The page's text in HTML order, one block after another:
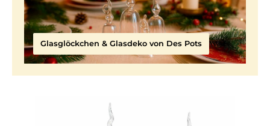
Glasglöckchen & Glasdeko von Des Pots